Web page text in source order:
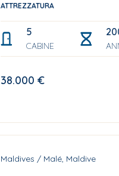
ATTREZZATURA
5
CABINE
38.000 €
Maldives / Malé, Maldive